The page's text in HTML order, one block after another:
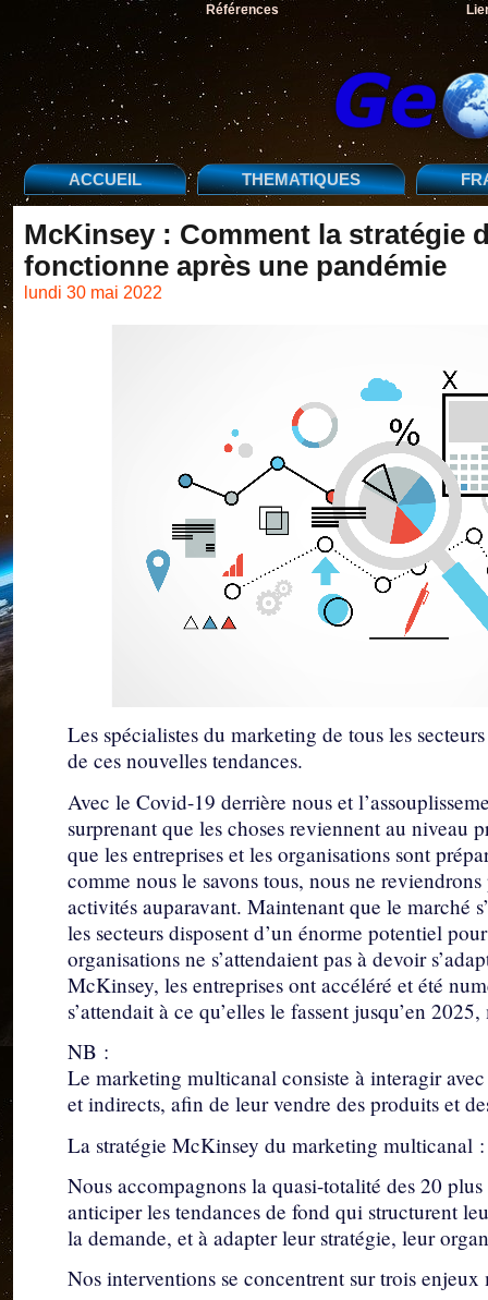
Références
ACCUEIL THEMATIQUES
McKinsey : Comment la stratégie
fonctionne après une pandémie
lundi 30 mai 2022
Les spécialistes du marketing de tous les
de ces nouvelles tendances.
Avec le Covid-19 derrière nous et
surprenant que les choses reviennent au niveau
que les entreprises et les organisations sont
comme nous le savons tous, nous ne
activités auparavant. Maintenant que le marché
les secteurs disposent d’un énorme potentiel
organisations ne s’attendaient pas à devoir
McKinsey, les entreprises ont accéléré et été
s’attendait à ce qu’elles le fassent jusqu’en
NB :
Le marketing multicanal consiste à interagir
et indirects, afin de leur vendre des produits et
La stratégie McKinsey du marketing multicanal :
Nous accompagnons la quasi-totalité des 20
anticiper les tendances de fond qui structurent
la demande, et à adapter leur stratégie, leur
Nos interventions se concentrent sur trois enjeux